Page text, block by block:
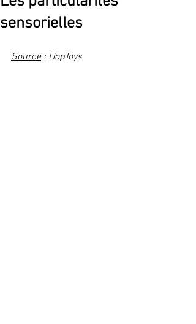
sensorielles
Source : HopToys